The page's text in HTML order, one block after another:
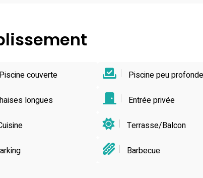
Piscine couverte Piscine peu profonde
longues Entrée privée
Terrasse/Balcon
Barbecue